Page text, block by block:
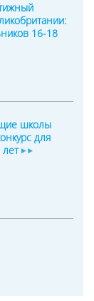
16-18
школы
для